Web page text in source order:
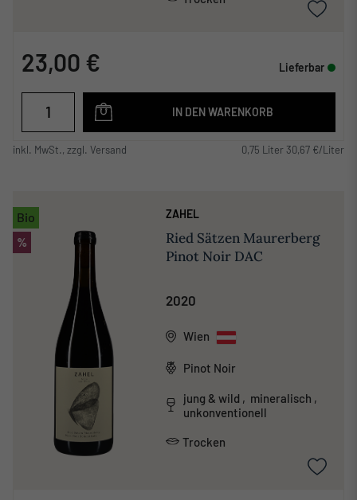
23,00 € Lieferbar
IN DEN WARENKORB
inkl. MwSt., zzgl. Versand 0,75 Liter 30,67 €/Liter
Bio
%
ZAHEL
Ried Sätzen Maurerberg
Pinot Noir DAC
2020
Wien
Pinot Noir
jung & wild , mineralisch ,
unkonventionell
Trocken